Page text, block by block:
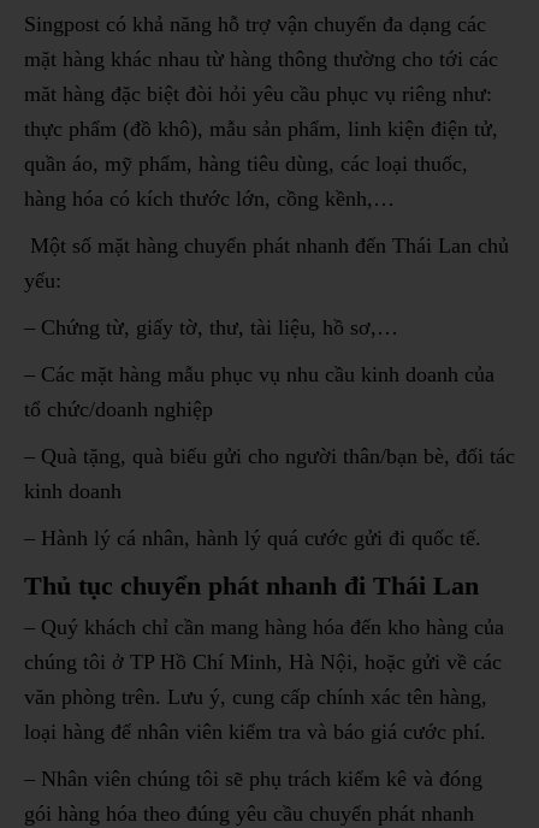
Singpost có khả năng hỗ trợ vận chuyển đa dạng các
mặt hàng khác nhau từ hàng thông thường cho tới các
măt hàng đặc biệt đòi hỏi yêu cầu phục vụ riêng như:
thực phẩm (đồ khô), mẫu sản phẩm, linh kiện điện tử,
quần áo, mỹ phẩm, hàng tiêu dùng, các loại thuốc,
hàng hóa có kích thước lớn, cồng kềnh,…
Một số mặt hàng chuyển phát nhanh đến Thái Lan chủ
yếu:
– Chứng từ, giấy tờ, thư, tài liệu, hồ sơ,…
– Các mặt hàng mẫu phục vụ nhu cầu kinh doanh của
tổ chức/doanh nghiệp
– Quà tặng, quà biếu gửi cho người thân/bạn bè, đối tác
kinh doanh
– Hành lý cá nhân, hành lý quá cước gửi đi quốc tế.
Thủ tục chuyển phát nhanh đi Thái Lan
– Quý khách chỉ cần mang hàng hóa đến kho hàng của
chúng tôi ở TP Hồ Chí Minh, Hà Nội, hoặc gửi về các
văn phòng trên. Lưu ý, cung cấp chính xác tên hàng,
loại hàng để nhân viên kiểm tra và báo giá cước phí.
– Nhân viên chúng tôi sẽ phụ trách kiểm kê và đóng
gói hàng hóa theo đúng yêu cầu chuyển phát nhanh